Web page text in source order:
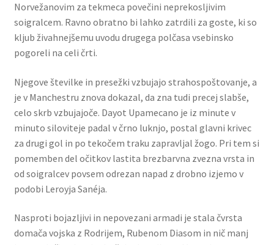
Norvežanovim za tekmeca povečini neprekosljivim
soigralcem. Ravno obratno bi lahko zatrdili za goste, ki so
kljub živahnejšemu uvodu drugega polčasa vsebinsko
pogoreli na celi črti.
Njegove številke in presežki vzbujajo strahospoštovanje, a
je v Manchestru znova dokazal, da zna tudi precej slabše,
celo skrb vzbujajoče. Dayot Upamecano je iz minute v
minuto siloviteje padal v črno luknjo, postal glavni krivec
za drugi gol in po tekočem traku zapravljal žogo. Pri tem si
pomemben del očitkov lastita brezbarvna zvezna vrsta in
od soigralcev povsem odrezan napad z drobno izjemo v
podobi Leroyja Sanéja.
Nasproti bojazljivi in nepovezani armadi je stala čvrsta
domača vojska z Rodrijem, Rubenom Diasom in nič manj